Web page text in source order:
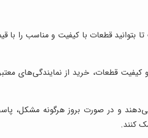
قطعات با کیفیت و مناسب را با
کیفیت قطعات، خرید از نمایندگی‌های
می‌دهند و در صورت بروز هرگونه
کنند.